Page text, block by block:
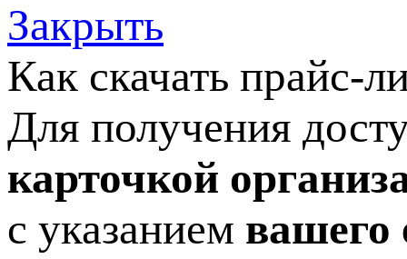
Закрыть
Как скачать прайс-
Для получения
карточкой
с указанием вашего